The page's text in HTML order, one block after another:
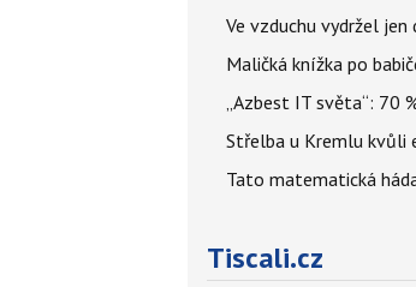
Ve vzduchu vydržel
Maličká knížka po
„Azbest IT světa“: 70
Střelba u Kremlu kvůli
Tato matematická
Tiscali.cz